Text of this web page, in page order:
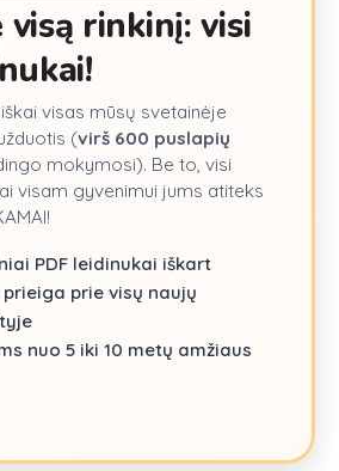
visą rinkinį: visi
visas mūsų svetainėje
(virš 600 puslapių
mokymosi). Be to, visi
visam gyvenimui jums atiteks
PDF leidinukai iškart
prie visų naujų
nuo 5 iki 10 metų amžiaus